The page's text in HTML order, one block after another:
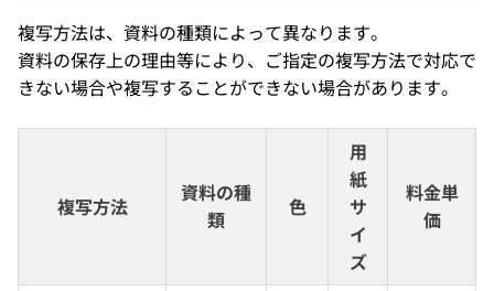
複写方法は、資料の種類によって異なります。
資料の保存上の理由等により、ご指定の複写方法で対応で
きない場合や複写することができない場合があります。
複写方法
資料の種
類
色
用
紙
サ
イ
ズ
料金単
価